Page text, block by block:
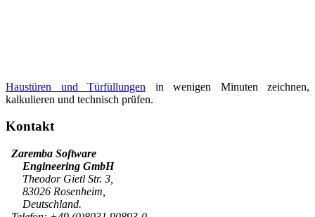
Haustüren und Türfüllungen in wenigen Minuten zeichnen,
kalkulieren und technisch prüfen.
Kontakt
Zaremba Software
Engineering GmbH
Theodor Gietl Str. 3,
83026 Rosenheim,
Deutschland.